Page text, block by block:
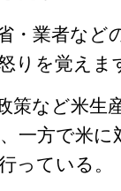
・業者など
りを覚えま
策など米生
一方で米に
っている。